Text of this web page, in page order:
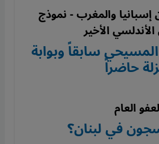
والمغرب - نموذج
الأخير
سابقاً وبوابة
حاضراً
العام
في لبنان؟